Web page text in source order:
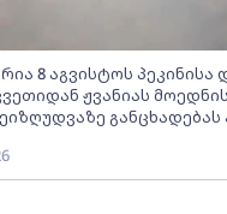
8 აგვისტოს პეკინისა
ჟვანიას